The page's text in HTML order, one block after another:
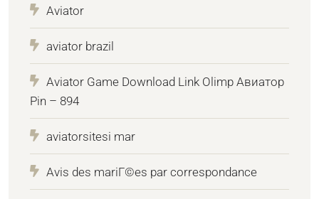
Aviator
aviator brazil
Aviator Game Download Link Olimp Авиатор
Pin – 894
aviatorsitesi mar
Avis des mariГ©es par correspondance